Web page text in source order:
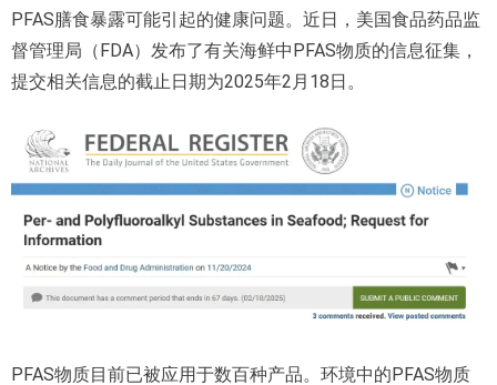
PFAS膳食暴露可能引起的健康问题。近日，美国食品药品监
督管理局（FDA）发布了有关海鲜中PFAS物质的信息征集，
提交相关信息的截止日期为2025年2月18日。
PFAS物质目前已被应用于数百种产品。环境中的PFAS物质